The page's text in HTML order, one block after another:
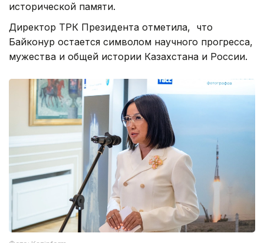
исторической памяти.
Директор ТРК Президента отметила, что
Байконур остается символом научного прогресса,
мужества и общей истории Казахстана и России.